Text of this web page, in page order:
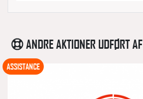
ANDRE AKTIONER UDFØRT AF
ASSISTANCE